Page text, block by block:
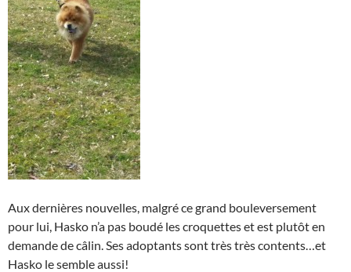
Aux dernières nouvelles, malgré ce grand bouleversement
pour lui, Hasko n’a pas boudé les croquettes et est plutôt en
demande de câlin. Ses adoptants sont très très contents…et
Hasko le semble aussi!